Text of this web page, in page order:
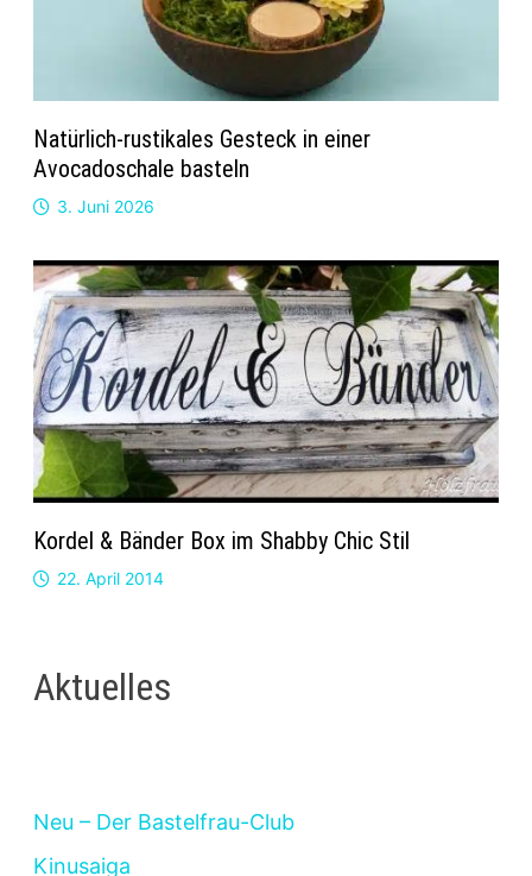
Natürlich-rustikales Gesteck in einer
Avocadoschale basteln
3. Juni 2026
Kordel & Bänder Box im Shabby Chic Stil
22. April 2014
Aktuelles
Neu – Der Bastelfrau-Club
Kinusaiga